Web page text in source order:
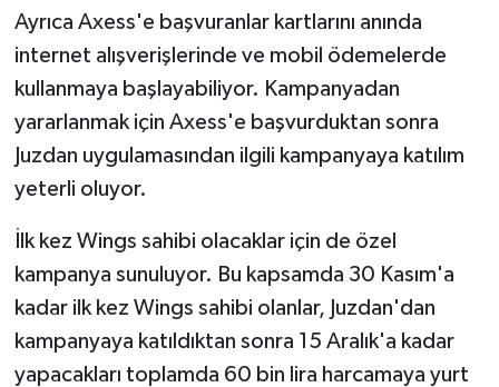
Ayrıca Axess'e başvuranlar kartlarını anında
internet alışverişlerinde ve mobil ödemelerde
kullanmaya başlayabiliyor. Kampanyadan
yararlanmak için Axess'e başvurduktan sonra
Juzdan uygulamasından ilgili kampanyaya katılım
yeterli oluyor.
İlk kez Wings sahibi olacaklar için de özel
kampanya sunuluyor. Bu kapsamda 30 Kasım'a
kadar ilk kez Wings sahibi olanlar, Juzdan'dan
kampanyaya katıldıktan sonra 15 Aralık'a kadar
yapacakları toplamda 60 bin lira harcamaya yurt